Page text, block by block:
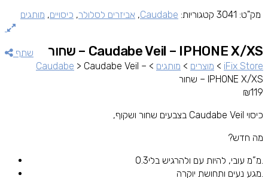
שתף
iFix Store
> מוצרים > מותגים >
Caudabe > Caudabe Veil –
IPHONE X/XS – שחור
Caudabe Veil – IPHONE X/XS – שחור
₪119
כיסוי Caudabe Veil בצבעים שחור ושקוף,
מה חדש?
מק"ט: 3041 קטגוריות: Caudabe
, אביזרים לסלולר, כיסויים, מותגים